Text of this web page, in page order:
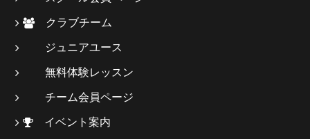
クラブチーム
ジュニアユース
無料体験レッスン
チーム会員ページ
イベント案内